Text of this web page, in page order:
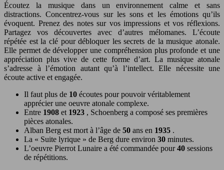
Écoutez la musique dans un environnement calme et sans
distractions. Concentrez-vous sur les sons et les émotions qu’ils
évoquent. Prenez des notes sur vos impressions et vos réflexions.
Partagez vos découvertes avec d’autres mélomanes. L’écoute
répétée est la clé pour débloquer les secrets de la musique atonale.
Elle permet de développer une compréhension plus profonde et une
appréciation plus vive de cette forme d’art. La musique atonale
s’adresse à l’émotion autant qu’à l’intellect. Elle nécessite une
écoute active et engagée.
Il faut plus de 10 écoutes pour pouvoir véritablement
apprécier une oeuvre atonale complexe.
Entre 1908 et 1923 , Schoenberg a composé ses premières
pièces atonales.
Alban Berg est mort à l’âge de 50 ans en 1935 .
La « Suite lyrique » de Berg dure environ 30 minutes.
L’oeuvre Pierrot Lunaire a été commandée pour40 sessions
de répétitions.